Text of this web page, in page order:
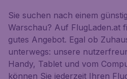
Sie suchen nach einem
Warschau? Auf FlugLaden.at
gutes Angebot. Egal ob
unterwegs: unsere
Handy, Tablet und vom
können Sie jederzeit Ihren